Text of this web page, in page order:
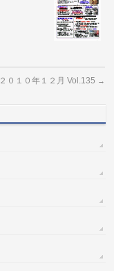
２０１０年１２月 Vol.135 →